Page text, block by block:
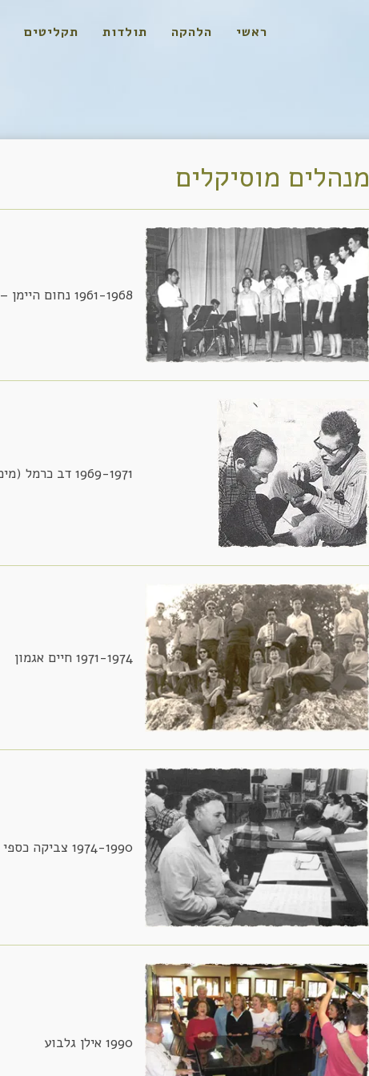
ראשי הלהקה תולדות תקליטים
מנהלים מוסיקלים
1961-1968 נחום היימן – נחצ'ה
1969-1971 דב כרמל (מימין עם יואב נחשון)
1971-1974 חיים אגמון
1974-1990 צביקה כספי
1990 אילן גלבוע